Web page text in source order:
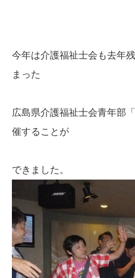
今年は介護福祉士会も去年
まった
広島県介護福祉士会青年部
催することが
できました。